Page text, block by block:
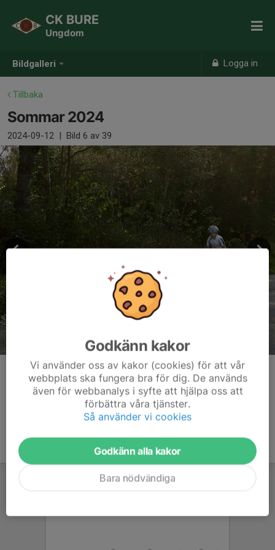
Bildgalleri Logga in
CK BURE
Ungdom
Tillbaka
Sommar 2024
2024-09-12 | Bild 6 av 39
Kommentarer
Godkänn kakor
Vi använder oss av kakor (cookies) för att vår
webbplats ska fungera bra för dig. De används
även för webbanalys i syfte att hjälpa oss att
förbättra våra tjänster.
Så använder vi cookies
Godkänn alla kakor
Bara nödvändiga